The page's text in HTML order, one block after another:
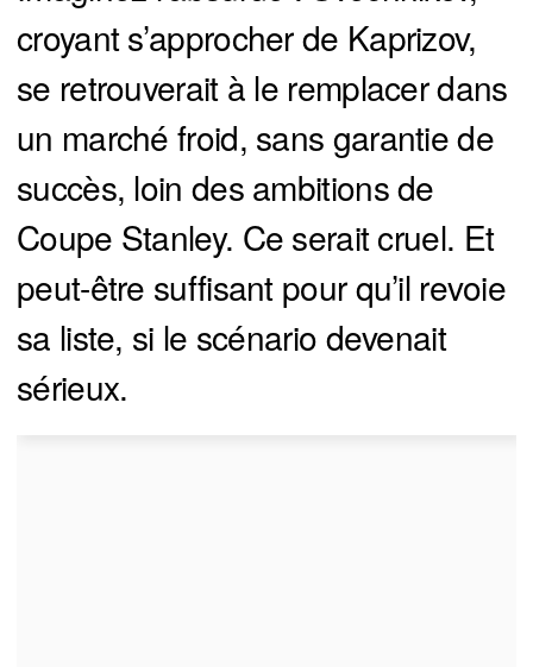
croyant s’approcher de Kaprizov,
se retrouverait à le remplacer dans
un marché froid, sans garantie de
succès, loin des ambitions de
Coupe Stanley. Ce serait cruel. Et
peut-être suffisant pour qu’il revoie
sa liste, si le scénario devenait
sérieux.